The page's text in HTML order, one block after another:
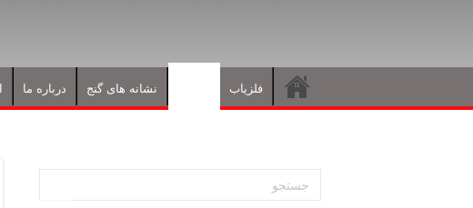
فلزیاب نشانه های گنج درباره ما